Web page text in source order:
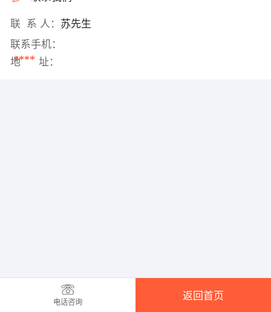
联 系 人： 苏先生
联系手机：
****
地 址：
电话咨询
返回首页